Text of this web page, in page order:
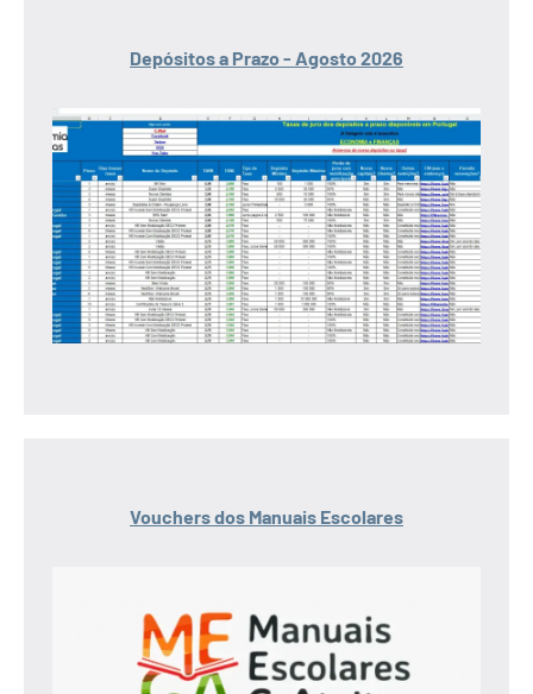
Depósitos a Prazo - Agosto 2026
Vouchers dos Manuais Escolares